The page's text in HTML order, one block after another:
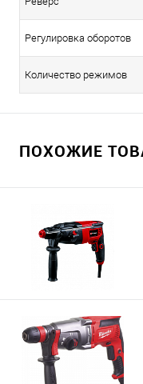
Регулировка оборотов
Количество режимов
ПОХОЖИЕ